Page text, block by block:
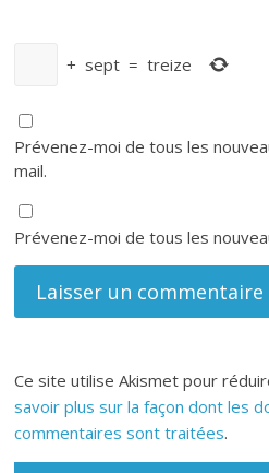
+ sept = treize
Prévenez-moi de tous les
mail.
Prévenez-moi de tous les
Ce site utilise Akismet pour
savoir plus sur la façon dont les
commentaires sont traitées.